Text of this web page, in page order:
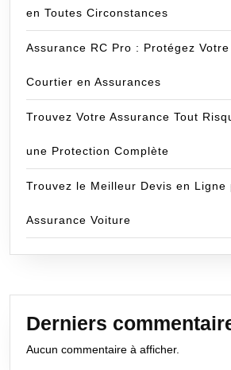
en Toutes Circonstances
Assurance RC Pro : Protégez
Courtier en Assurances
Trouvez Votre Assurance Tout
une Protection Complète
Trouvez le Meilleur Devis en Ligne
Assurance Voiture
Derniers
Aucun commentaire à afficher.